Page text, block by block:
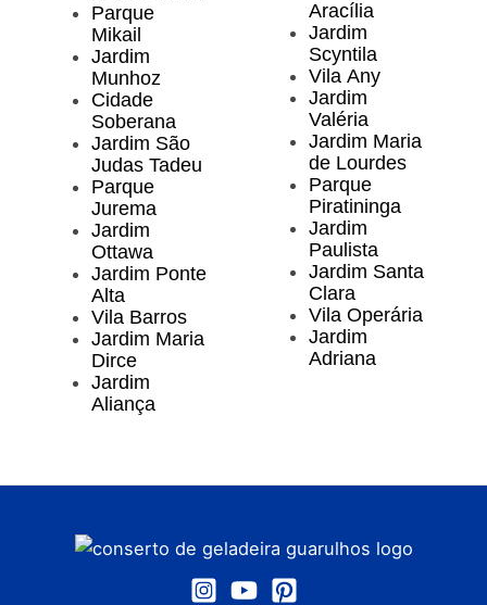
Parque
Mikail
Jardim
Munhoz
Cidade
Soberana
Jardim São
Judas Tadeu
Parque
Jurema
Jardim
Ottawa
Jardim Ponte
Alta
Vila Barros
Jardim Maria
Dirce
Jardim
Aliança
Aracília
Jardim
Scyntila
Vila Any
Jardim
Valéria
Jardim Maria
de Lourdes
Parque
Piratininga
Jardim
Paulista
Jardim Santa
Clara
Vila Operária
Jardim
Adriana